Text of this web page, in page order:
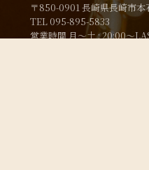
〒850-0901 長崎県長崎市
TEL 095-895-5833
営業時間 月〜土 : 20:00～